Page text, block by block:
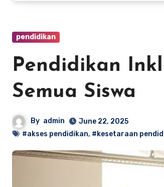
pendidikan
Pendidikan
Semua Siswa
By admin
June 22, 2025
#akses pendidikan, #kesetaraan